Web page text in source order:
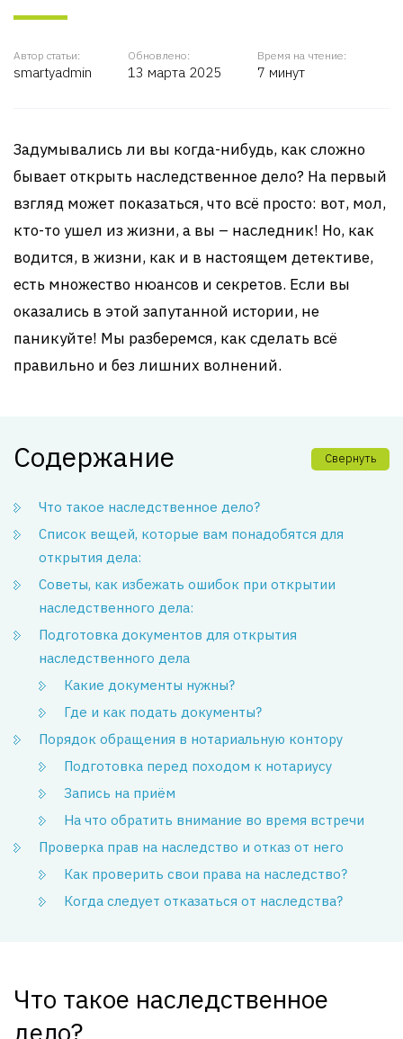
Автор статьи:
smartyadmin
Обновлено:
13 марта 2025
Время на чтение:
7 минут
Задумывались ли вы когда-нибудь, как сложно
бывает открыть наследственное дело? На первый
взгляд может показаться, что всё просто: вот, мол,
кто-то ушел из жизни, а вы – наследник! Но, как
водится, в жизни, как и в настоящем детективе,
есть множество нюансов и секретов. Если вы
оказались в этой запутанной истории, не
паникуйте! Мы разберемся, как сделать всё
правильно и без лишних волнений.
Содержание Свернуть
Что такое наследственное дело?
Список вещей, которые вам понадобятся для
открытия дела:
Советы, как избежать ошибок при открытии
наследственного дела:
Подготовка документов для открытия
наследственного дела
Какие документы нужны?
Где и как подать документы?
Порядок обращения в нотариальную контору
Подготовка перед походом к нотариусу
Запись на приём
На что обратить внимание во время встречи
Проверка прав на наследство и отказ от него
Как проверить свои права на наследство?
Когда следует отказаться от наследства?
Что такое наследственное
дело?